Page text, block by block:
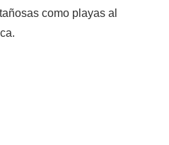
como playas al